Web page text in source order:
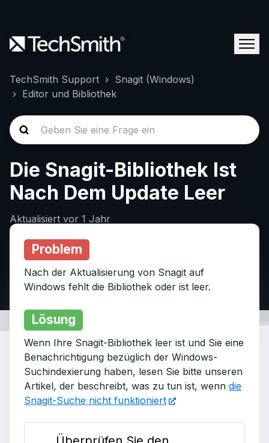
TechSmith Support
Snagit (Windows)
Editor und Bibliothek
Die Snagit-Bibliothek Ist
Nach Dem Update Leer
Aktualisiert vor 1 Jahr
Problem
Nach der Aktualisierung von Snagit auf
Windows fehlt die Bibliothek oder ist leer.
Lösung
Wenn Ihre Snagit-Bibliothek leer ist und Sie eine
Benachrichtigung bezüglich der Windows-
Suchindexierung haben, lesen Sie bitte unseren
Artikel, der beschreibt, was zu tun ist, wenn die
Snagit-Suche nicht funktioniert